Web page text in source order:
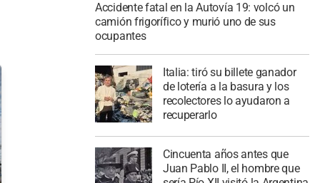
Accidente fatal en la Autovía 19: volcó un
camión frigorífico y murió uno de sus
ocupantes
Italia: tiró su billete ganador
de lotería a la basura y los
recolectores lo ayudaron a
recuperarlo
Cincuenta años antes que
Juan Pablo II, el hombre que